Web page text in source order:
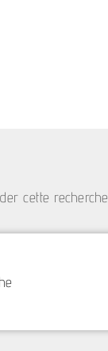
cette recherche